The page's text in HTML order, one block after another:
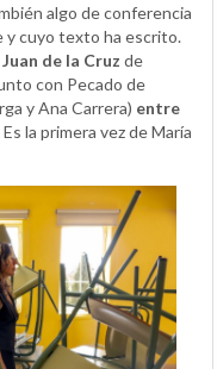
algo de conferencia
y cuyo texto ha escrito.
de la Cruz de
con Pecado de
y Ana Carrera) entre
Es la primera vez de María